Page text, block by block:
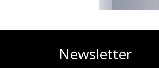
Newsletter